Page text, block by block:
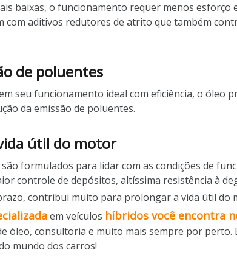
baixas, o funcionamento requer menos
com aditivos redutores de atrito que também
de poluentes
seu funcionamento ideal com eficiência, o
da emissão de poluentes.
útil do motor
formulados para lidar com as condições de
controle de depósitos, altíssima resistência à
contribui muito para prolongar a vida útil do
em veículos híbridos você encontra
óleo, consultoria e muito mais sempre por
mundo dos carros!